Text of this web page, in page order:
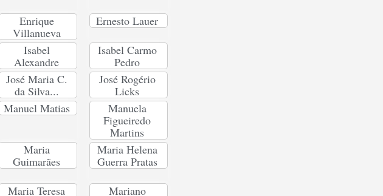
Enrique
Villanueva
Ernesto Lauer
Isabel
Alexandre
Isabel Carmo
Pedro
José Maria C.
da Silva...
José Rogério
Licks
Manuel Matias
Manuela
Figueiredo
Martins
Maria
Guimarães
Maria Helena
Guerra Pratas
Maria Teresa
Mariano